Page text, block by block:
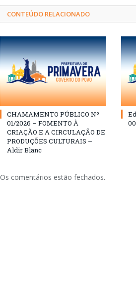
CONTEÚDO RELACIONADO
CHAMAMENTO PÚBLICO Nº
01/2026 – FOMENTO À
CRIAÇÃO E A CIRCULAÇÃO DE
PRODUÇÕES CULTURAIS –
Aldir Blanc
Os comentários estão fechados.